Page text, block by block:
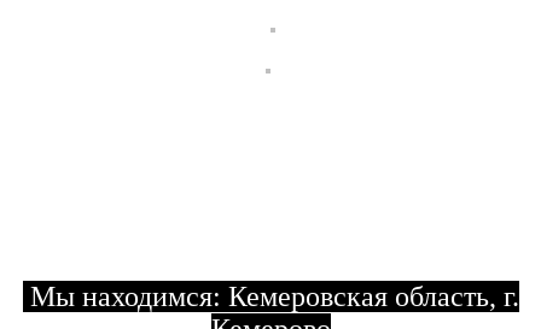
Мы находимся: Кемеровская область, г.